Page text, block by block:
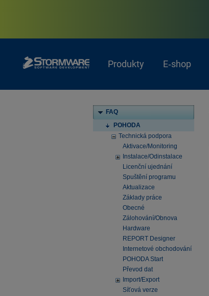
Produkty E‑shop
FAQ
POHODA
Technická podpora
Aktivace/Monitoring
Instalace/Odinstalace
Licenční ujednání
Spuštění programu
Aktualizace
Základy práce
Obecné
Zálohování/Obnova
Hardware
REPORT Designer
Internetové obchodování
POHODA Start
Převod dat
Import/Export
Síťová verze